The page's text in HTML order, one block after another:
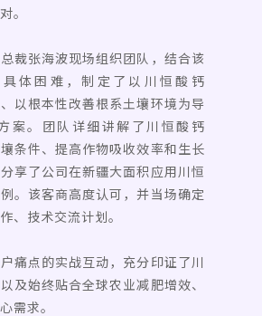
。
裁张海波现场组织团队，结合该
体困难，制定了以川恒酸钙
、以根本性改善根系土壤环境为导
案。团队详细讲解了川恒酸钙
壤条件、提高作物吸收效率和生长
享了公司在新疆大面积应用川恒
。该客商高度认可，并当场确定
、技术交流计划。
痛点的实战互动，充分印证了川
及始终贴合全球农业减肥增效、
需求。